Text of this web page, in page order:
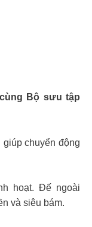
Bộ sưu tập
chuyển động
hoạt. Đế ngoài
và siêu bám.